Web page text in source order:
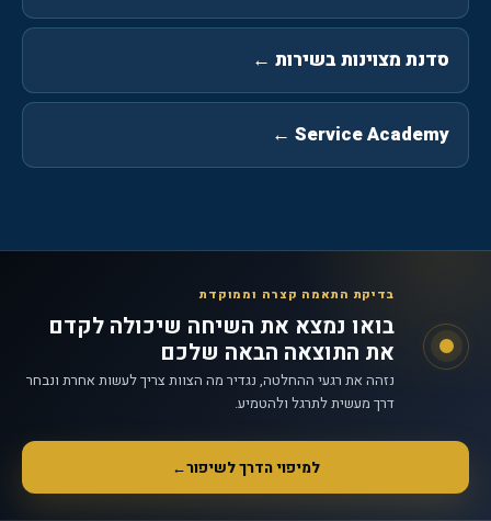
סדנת מצוינות בשירות ←
Service Academy
←
בדיקת התאמה קצרה וממוקדת
בואו נמצא את השיחה שיכולה לקדם
את התוצאה הבאה שלכם
נזהה את רגעי ההחלטה, נגדיר מה הצוות צריך לעשות אחרת ונבחר
דרך מעשית לתרגל ולהטמיע.
למיפוי הדרך לשיפור←